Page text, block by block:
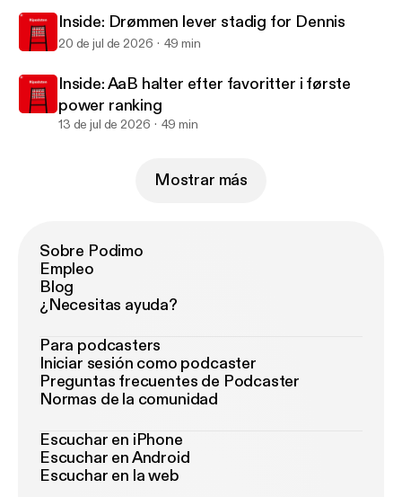
Inside: Drømmen lever stadig for Dennis
20 de jul de 2026 49 min
Inside: AaB halter efter favoritter i første
power ranking
13 de jul de 2026 49 min
Mostrar más
Sobre Podimo
Empleo
Blog
¿Necesitas ayuda?
Para podcasters
Iniciar sesión como podcaster
Preguntas frecuentes de Podcaster
Normas de la comunidad
Escuchar en iPhone
Escuchar en Android
Escuchar en la web